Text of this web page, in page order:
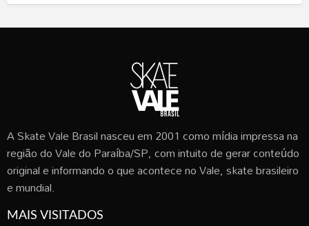
A Skate Vale Brasil nasceu em 2001 como mídia impressa na
região do Vale do Paraíba/SP, com intuito de gerar conteúdo
original e informando o que acontece no Vale, skate brasileiro
e mundial.
MAIS VISITADOS